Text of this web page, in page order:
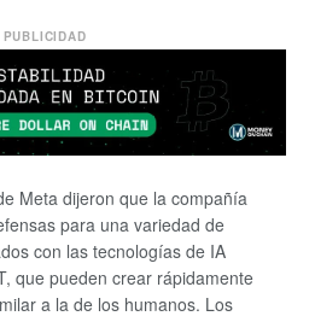
PUBLICIDAD
Meta dijeron que la compañía
para una variedad de
con las tecnologías de IA
que pueden crear rápidamente
a la de los humanos. Los